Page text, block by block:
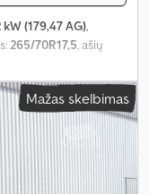
kW (179,47 AG),
265/70R17,5, ašių
Euro 3, pakaba:
langų
Mažas skelbimas